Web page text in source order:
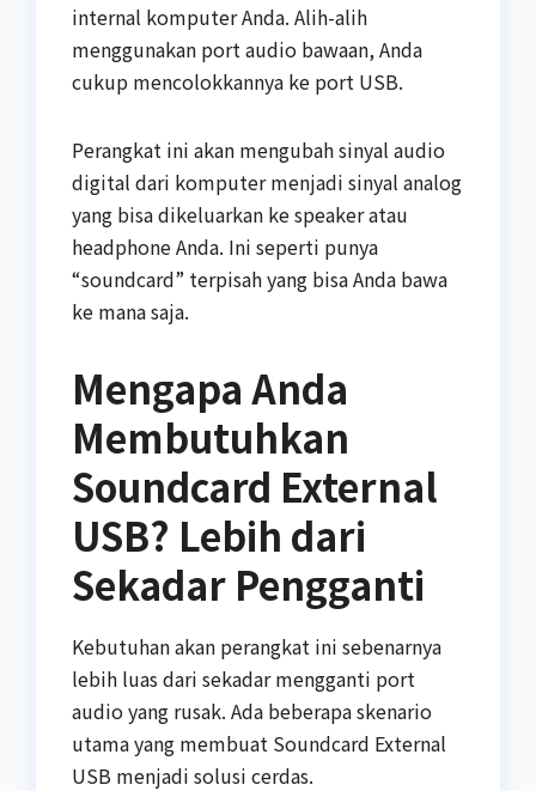
internal komputer Anda. Alih-alih
menggunakan port audio bawaan, Anda
cukup mencolokkannya ke port USB.
Perangkat ini akan mengubah sinyal audio
digital dari komputer menjadi sinyal analog
yang bisa dikeluarkan ke speaker atau
headphone Anda. Ini seperti punya
“soundcard” terpisah yang bisa Anda bawa
ke mana saja.
Mengapa Anda
Membutuhkan
Soundcard External
USB? Lebih dari
Sekadar Pengganti
Kebutuhan akan perangkat ini sebenarnya
lebih luas dari sekadar mengganti port
audio yang rusak. Ada beberapa skenario
utama yang membuat Soundcard External
USB menjadi solusi cerdas.